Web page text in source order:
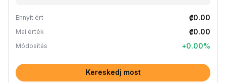
Ennyit ért ₡0.00
Mai érték ₡0.00
Módosítás +0.00%
Kereskedj most